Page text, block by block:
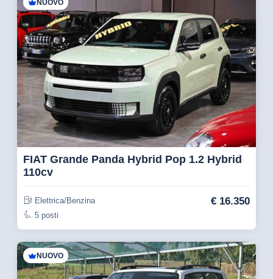
NUOVO
FIAT Grande Panda Hybrid Pop 1.2 Hybrid
110cv
Elettrica/Benzina
5 posti
€ 16.350
NUOVO